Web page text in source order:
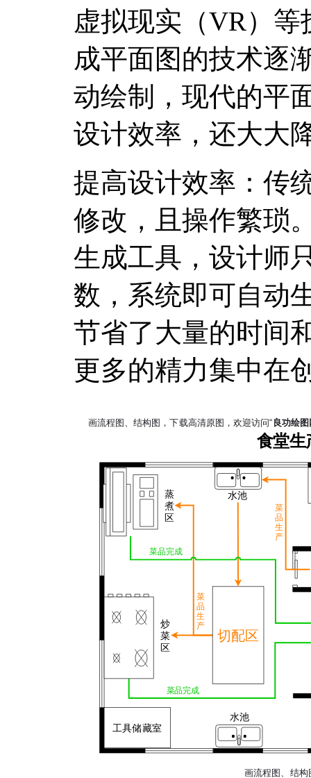
虚拟现实（VR）
成平面图的技术逐
动绘制，现代的平
设计效率，还大大
提高设计效率：传
修改，且操作繁琐
生成工具，设计师
数，系统即可自动
节省了大量的时间
更多的精力集中在